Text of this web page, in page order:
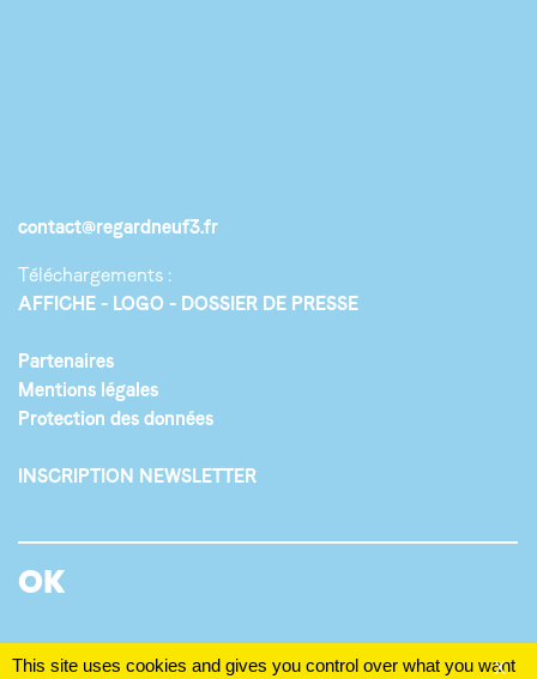
contact@regardneuf3.fr
Téléchargements :
AFFICHE
LOGO DOSSIER DE PRESSE
Partenaires
Mentions légales
Protection des données
INSCRIPTION NEWSLETTER
X
This site uses cookies and gives you control over what you want